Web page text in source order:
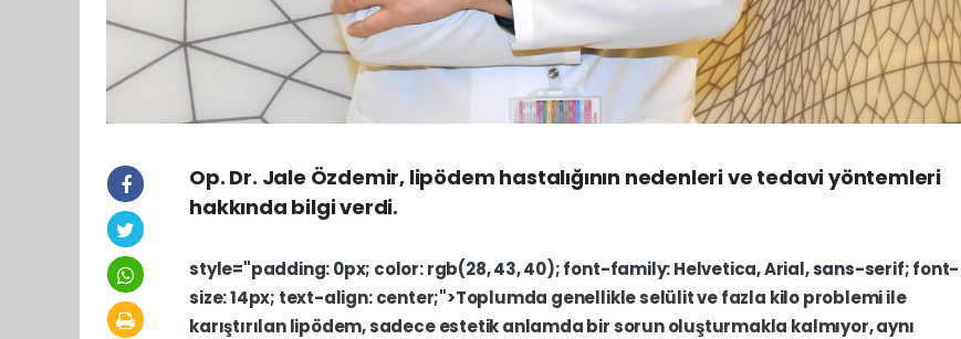
Op. Dr. Jale Özdemir, lipödem hastalığının nedenleri ve tedavi yöntemleri
hakkında bilgi verdi.
style="padding:0px; color:rgb(28,43,40);font-family:Helvetica,Arial,sans-serif;font-
size:14px; text-align:center;">Toplumda genellikleselülitvefazla kiloproblemiile
karıştırılanlipödem,sadeceestetikanlamdabir sorunoluşturmakla kalmıyor,aynı